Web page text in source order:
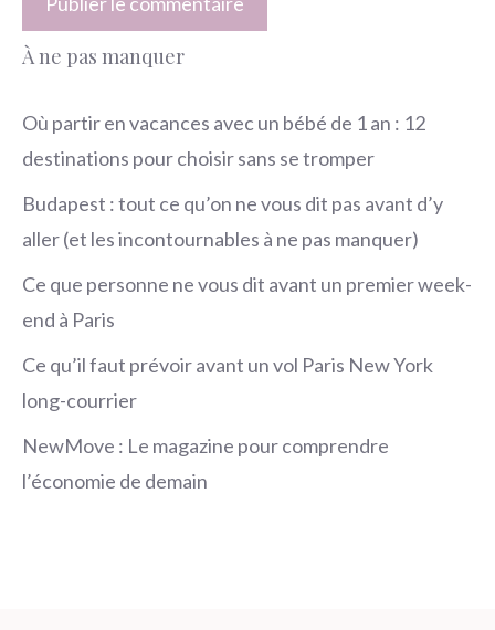
À ne pas manquer
Où partir en vacances avec un bébé de 1 an : 12
destinations pour choisir sans se tromper
Budapest : tout ce qu’on ne vous dit pas avant d’y
aller (et les incontournables à ne pas manquer)
Ce que personne ne vous dit avant un premier week-
end à Paris
Ce qu’il faut prévoir avant un vol Paris New York
long-courrier
NewMove : Le magazine pour comprendre
l’économie de demain